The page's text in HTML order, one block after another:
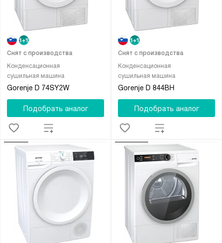
Конденсационная
сушильная машина
Gorenje D 74SY2W
Снят с производства
Подобрать аналог
Конденсационная
сушильная машина
Gorenje D 844BH
Снят с производства
Подобрать аналог